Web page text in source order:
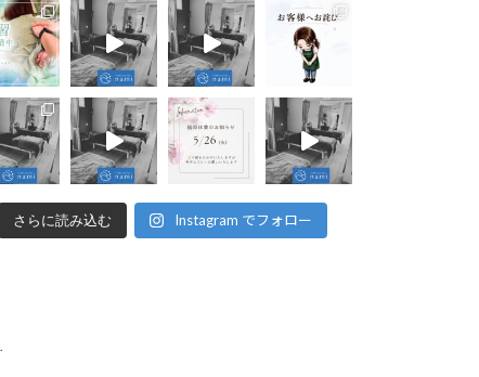
さらに読み込む Instagram でフォロー